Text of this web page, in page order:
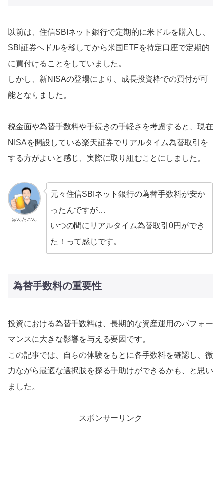
以前は、住信SBIネット銀行で定期的に米ドルを購入し、
SBI証券へドルを移してから米国ETFを特定口座で定期的
に買付けることをしていました。
しかし、新NISAの登場により、成長投資枠での買付が可
能となりました。
税金面や為替手数料や手続きの手軽さを考慮すると、現在
NISAを開設している楽天証券でリアルタイム為替取引を
する方がよいと感じ、実際に取り組むことにしました。
ぽんたごん
元々住信SBIネット銀行の為替手数料が安か
ったんですが…
いつの間にリアルタイム為替取引0円ができ
た！って感じです。
為替手数料の重要性
投資における為替手数料は、長期的な資産運用のパフォー
マンスに大きな影響を与える要因です。
この記事では、自らの体験をもとに各手数料を確認し、微
力ながら最適な選択肢を探る手助けができるかも、と思い
ました。
スポンサーリンク